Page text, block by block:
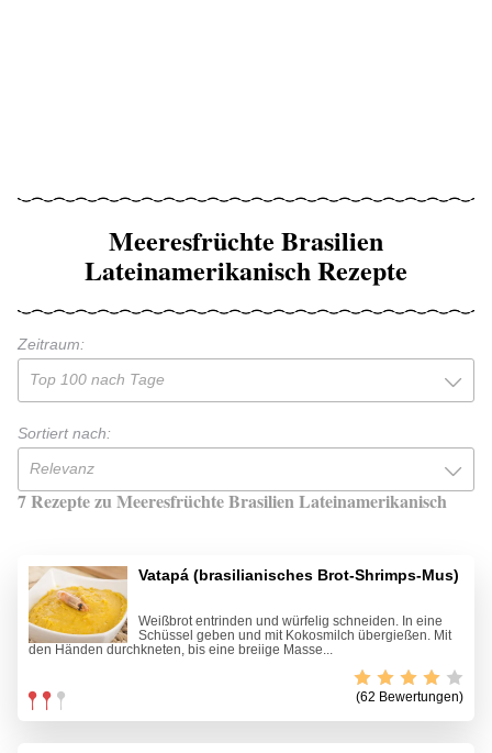
Meeresfrüchte Brasilien
Lateinamerikanisch Rezepte
Zeitraum:
Top 100 nach Tage
Sortiert nach:
Relevanz
7 Rezepte zu Meeresfrüchte Brasilien Lateinamerikanisch
Vatapá (brasilianisches Brot-Shrimps-Mus)
Weißbrot entrinden und würfelig schneiden. In eine
Schüssel geben und mit Kokosmilch übergießen. Mit
den Händen durchkneten, bis eine breiige Masse...
(62 Bewertungen)